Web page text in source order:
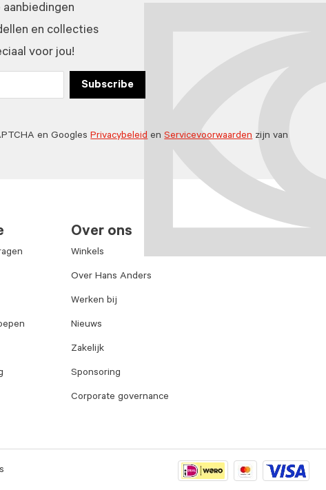
en collecties
voor jou!
Subscribe
en GooglesPrivacybeleidenServicevoorwaardenzijn van
Over ons
Winkels
Over Hans Anders
Werken bij
Nieuws
Zakelijk
Sponsoring
Corporate governance